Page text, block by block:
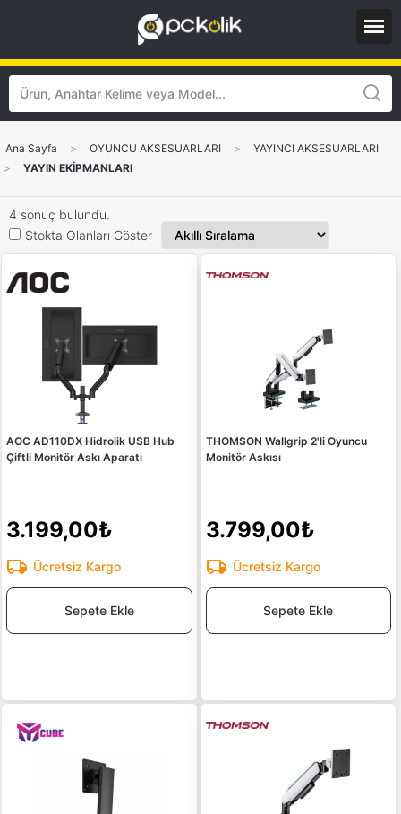
Ana Sayfa > OYUNCU AKSESUARLARI >
YAYINCI AKSESUARLARI
>
YAYIN EKİPMANLARI
4 sonuç bulundu.
Stokta Olanları Göster
AOC AD110DX Hidrolik USB Hub
Çiftli Monitör Askı Aparatı
3.199,00₺
Ücretsiz Kargo
Sepete Ekle
THOMSON Wallgrip 2'li Oyuncu
Monitör Askısı
3.799,00₺
Ücretsiz Kargo
Sepete Ekle